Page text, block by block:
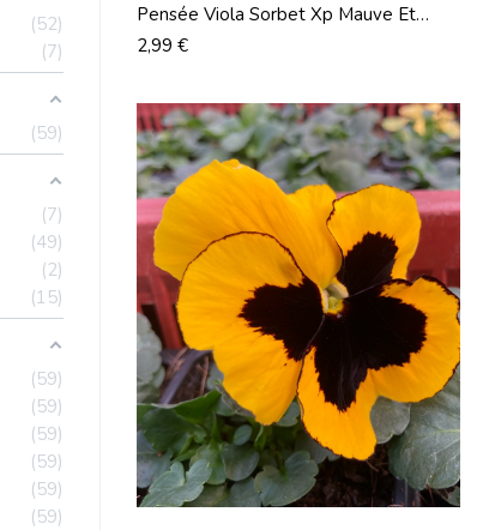
52
7
59
7
49
2
15
59
59
59
59
59
59
Pensée Viola Sorbet Xp Mauve Et
Blanc
Prix
2,99 €